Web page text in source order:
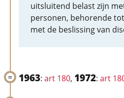
uitsluitend belast zijn
personen, behorende
met de beslissing van
1963: art 180, 1972: art